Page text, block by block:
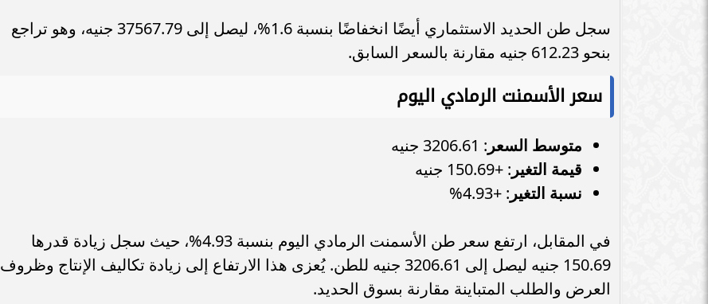
سجل طن الحديد الاستثماري أيضًا انخفاضًا بنسبة 1.6%، ليصل إلى 37567.79 جنيه، وهو تراجع
بنحو 612.23 جنيه مقارنة بالسعر السابق.
سعر الأسمنت الرمادي اليوم
متوسط السعر : 3206.61 جنيه
قيمة التغير : +150.69 جنيه
نسبة التغير : +4.93%
في المقابل، ارتفع سعر طن الأسمنت الرمادي اليوم بنسبة 4.93%، حيث سجل زيادة قدرها
150.69 جنيه ليصل إلى 3206.61 جنيه للطن. يُعزى هذا الارتفاع إلى زيادة تكاليف الإنتاج وظروف
العرض والطلب المتباينة مقارنة بسوق الحديد.